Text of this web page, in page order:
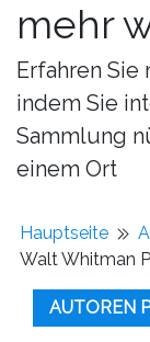
mehr
Erfahren
indem Sie
Sammlung
einem Ort
Hauptseite
Walt Whitman
AUTOREN